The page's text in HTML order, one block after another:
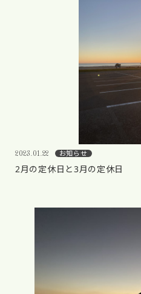
2023.01.22 お知らせ
2月の定休日と3月の定休日